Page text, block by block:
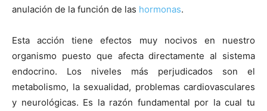
anulación de la función de las hormonas.
Esta acción tiene efectos muy nocivos en nuestro
organismo puesto que afecta directamente al sistema
endocrino. Los niveles más perjudicados son el
metabolismo, la sexualidad, problemas cardiovasculares
y neurológicas. Es la razón fundamental por la cual tu